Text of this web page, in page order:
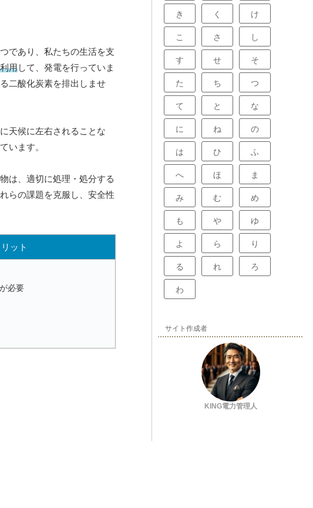
であり、私たちの生活を支
用して、発電を行っていま
二酸化炭素を排出しませ
天候に左右されることな
います。
は、適切に処理・処分する
らの課題を克服し、安全性
ット
必要
き く け
こ さ し
す せ そ
た ち つ
て と な
に ね の
は ひ ふ
へ ほ ま
み む め
も や ゆ
よ ら り
る れ ろ
わ
サイト作成者
KING電力管理人